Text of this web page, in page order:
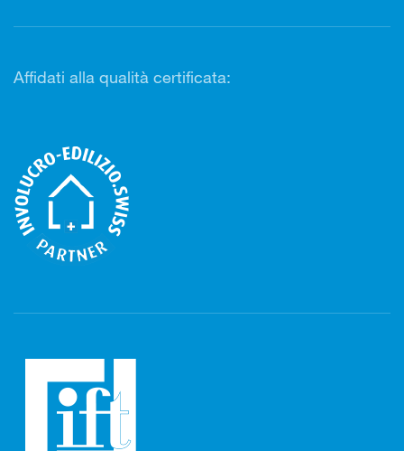
Affidati alla qualità certificata: